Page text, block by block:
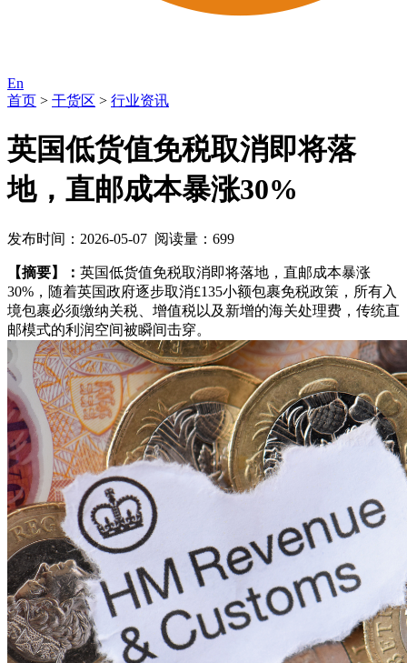
En
首页 > 干货区 > 行业资讯
英国低货值免税取消即将落
地，直邮成本暴涨30%
发布时间：2026-05-07 阅读量：699
【摘要】： 英国低货值免税取消即将落地，直邮成本暴涨
30%，随着英国政府逐步取消£135小额包裹免税政策，所有入
境包裹必须缴纳关税、增值税以及新增的海关处理费，传统直
邮模式的利润空间被瞬间击穿。